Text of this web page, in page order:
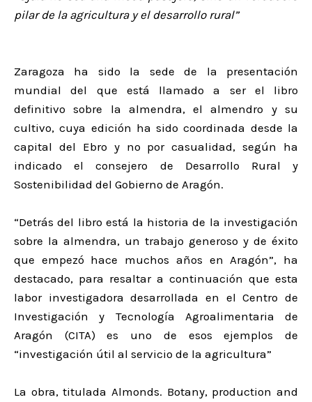
pilar de la agricultura y el desarrollo rural”
Zaragoza ha sido la sede de la presentación
mundial del que está llamado a ser el libro
definitivo sobre la almendra, el almendro y su
cultivo, cuya edición ha sido coordinada desde la
capital del Ebro y no por casualidad, según ha
indicado el consejero de Desarrollo Rural y
Sostenibilidad del Gobierno de Aragón.
“Detrás del libro está la historia de la investigación
sobre la almendra, un trabajo generoso y de éxito
que empezó hace muchos años en Aragón”, ha
destacado, para resaltar a continuación que esta
labor investigadora desarrollada en el Centro de
Investigación y Tecnología Agroalimentaria de
Aragón (CITA) es uno de esos ejemplos de
“investigación útil al servicio de la agricultura”
La obra, titulada Almonds. Botany, production and